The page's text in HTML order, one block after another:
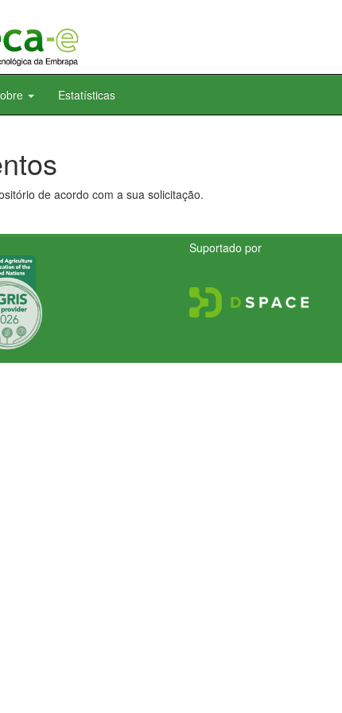
Estatísticas
de acordo com a sua solicitação.
Suportado por